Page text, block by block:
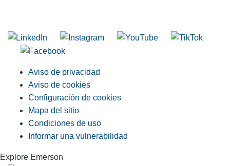
Aviso de privacidad
Aviso de cookies
Configuración de cookies
Mapa del sitio
Condiciones de uso
Informar una vulnerabilidad
Explore Emerson